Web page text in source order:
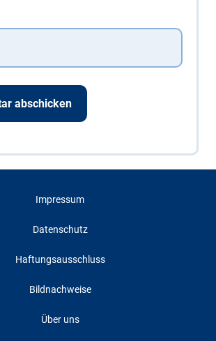
Impressum
Datenschutz
Haftungsausschluss
Bildnachweise
Über uns